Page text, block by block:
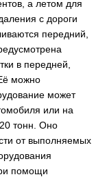
а летом для
с дороги
передний,
в передней,
можно
может
или на
тонн. Оно
от выполняемых
помощи